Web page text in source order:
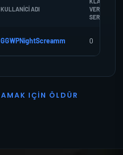
KULLANICI ADI
VERDIGI
SEREF
GGWPNightScreamm 0
AMAK I ÇI N Ö L D Ü R